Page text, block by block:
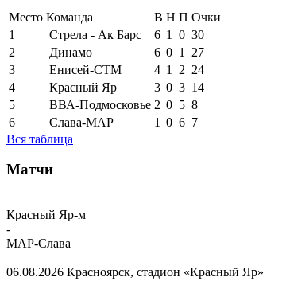
Место Команда В Н П Очки
1
Стрела - Ак Барс 6 1 0 30
2
Динамо 6 0 1
27
3
Енисей-СТМ 4 1 2 24
4
Красный Яр 3 0 3 14
5
ВВА-Подмосковье 2 0 5 8
6
Слава-МАР 1 0 6 7
Вся таблица
Матчи
Красный Яр-м
-
МАР-Слава
06.08.2026 Красноярск, стадион «Красный Яр»